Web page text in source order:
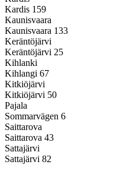
Kardis 159
Kaunisvaara
Kaunisvaara 133
Keräntöjärvi
Keräntöjärvi 25
Kihlanki
Kihlangi 67
Kitkiöjärvi
Kitkiöjärvi 50
Pajala
Sommarvägen 6
Saittarova
Saittarova 43
Sattajärvi
Sattajärvi 82